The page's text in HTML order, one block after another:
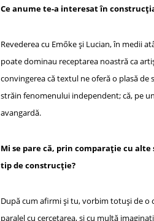
Ce anume te-a interesat în
Revederea cu Emőke și Lucian, în medii
poate dominau receptarea noastră ca
convingerea că textul ne oferă o plasă de
străin fenomenului independent; că, pe
avangardă.
Mi se pare că, prin comparație cu
tip de construcție?
După cum afirmi și tu, vorbim totuși de o
paralel cu cercetarea, și cu multă